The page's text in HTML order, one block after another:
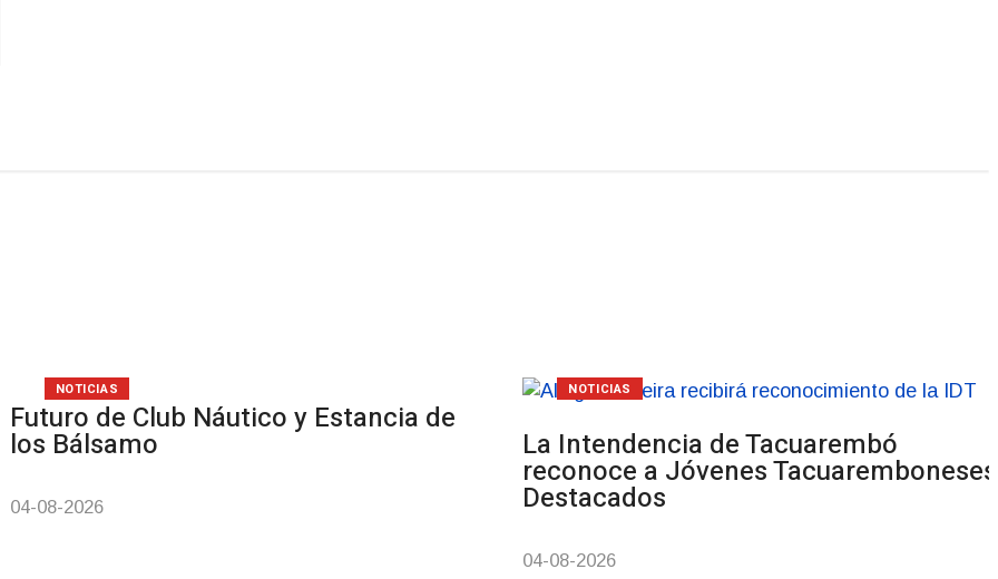
Futuro de Club Náutico y Estancia de
los Bálsamo
04-08-2026
NOTICIAS
La Intendencia de Tacuarembó
reconoce a Jóvenes Tacuaremboneses
Destacados
04-08-2026
NOTICIAS